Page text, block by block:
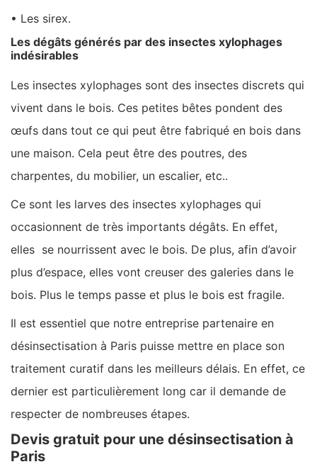
• Les sirex.
Les dégâts générés par des insectes xylophages
indésirables
Les insectes xylophages sont des insectes discrets qui
vivent dans le bois. Ces petites bêtes pondent des
œufs dans tout ce qui peut être fabriqué en bois dans
une maison. Cela peut être des poutres, des
charpentes, du mobilier, un escalier, etc..
Ce sont les larves des insectes xylophages qui
occasionnent de très importants dégâts. En effet,
elles se nourrissent avec le bois. De plus, afin d’avoir
plus d’espace, elles vont creuser des galeries dans le
bois. Plus le temps passe et plus le bois est fragile.
Il est essentiel que notre entreprise partenaire en
désinsectisation à Paris puisse mettre en place son
traitement curatif dans les meilleurs délais. En effet, ce
dernier est particulièrement long car il demande de
respecter de nombreuses étapes.
Devis gratuit pour une désinsectisation à
Paris